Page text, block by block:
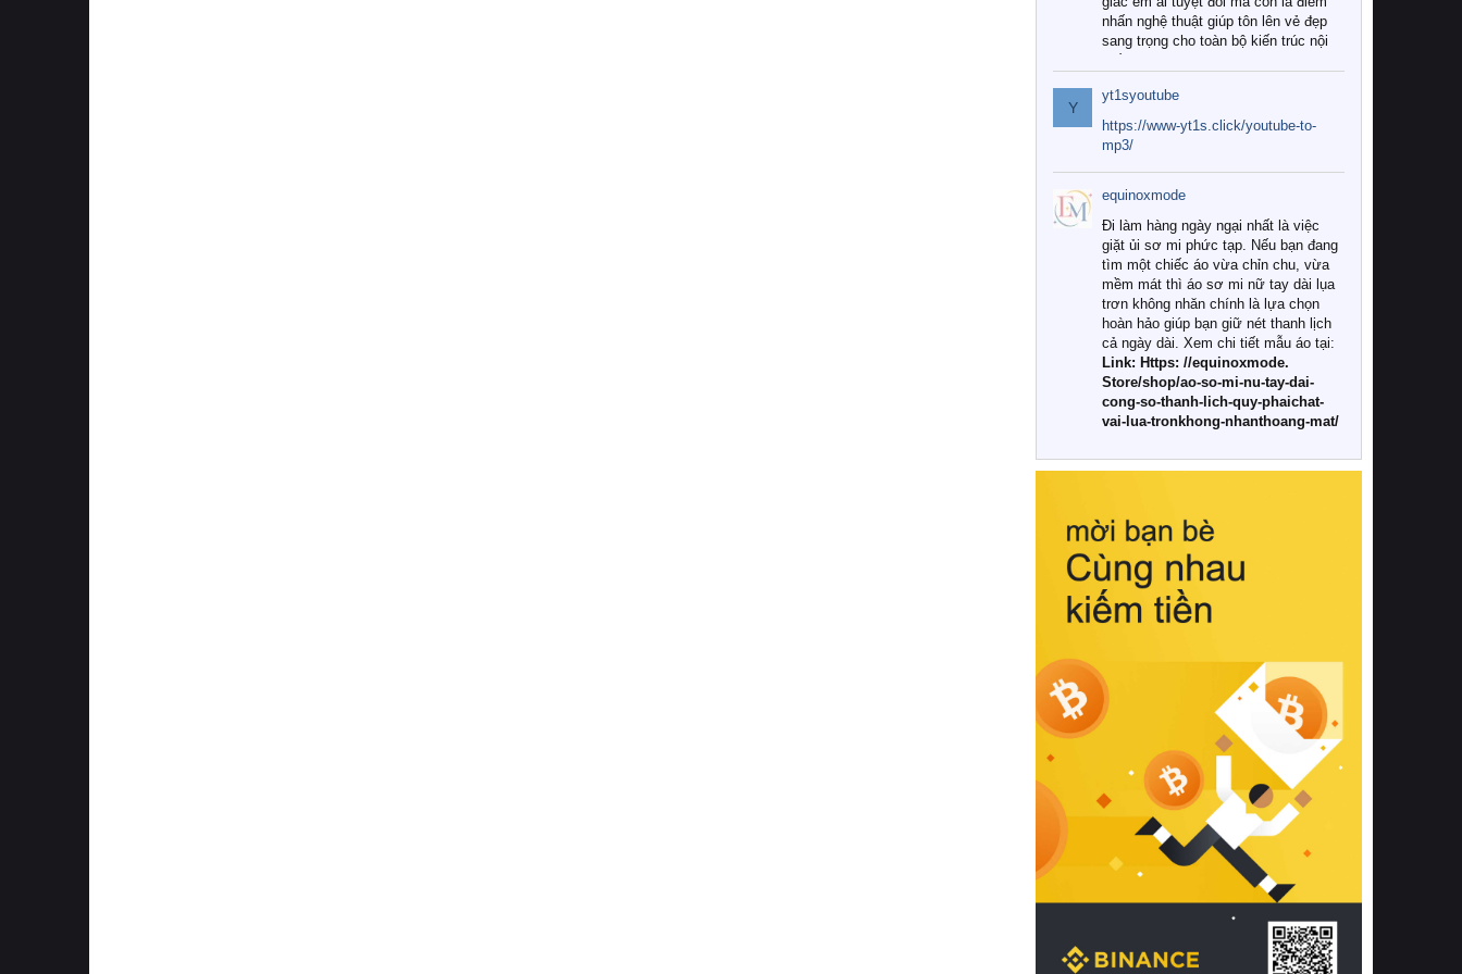
nhấn nghệ thuật giúp tôn lên vẻ đẹp
sang trọng cho toàn bộ kiến trúc nội
Tuy nhiên, giữa thị trường đa dạng
với vô vàn thương hiệu và mẫu mã
như hiện nay, làm thế nào để chọn
được những bộ chăn ga gối đệm cao
cấp thực sự chất lượng, phù hợp với
khí hậu và nhu cầu sử dụng của gia
đình? Hãy cùng chúng tôi đi tìm lời
giải đáp chi tiết qua bài viết dưới đây.
1. Tại sao các gia đình hiện đại lại ưa
chuộng chăn ga gối đệm cao cấp?
Khác với các dòng sản phẩm thông
thường, những bộ chăn ga gối đệm
cao cấp trải qua quy trình sản xuất
nghiêm ngặt từ khâu chọn lọc nguyên
liệu tự nhiên đến công nghệ dệt
nhuộm hiện đại không chứa hóa chất
này, bạn sẽ cảm nhận rõ rệt sự khác
hồi chuẩn xác của phần đệm nâng đỡ
cột sống.
Bên cạnh đó, việc lựa chọn các dòng
sản phẩm đạt chuẩn chất lượng quốc
tế còn giúp ngăn ngừa tình trạng kích
khuẩn và nấm mốc trong điều kiện
thời tiết nóng ẩm. Bạn có thể tìm hiểu
thêm các nghiên cứu khoa học về tác
động của giấc ngủ và môi trường
phòng ngủ đối với sức khỏe con
người tại Sleep Foundation (External
Link) để có cái nhìn toàn diện hơn.
2. Các tiêu chí vàng khi lựa chọn
chăn ga gối đệm cao cấp cho phòng
ngủ
Để sở hữu một bộ chăn ga gối đệm
cao cấp hoàn hảo cả về thẩm mỹ lẫn
công năng, người tiêu dùng cần cân
nhắc kỹ lưỡng các tiêu chí quan trọng
Y
yt1syoutube
https://www-yt1s.click/youtube-to-
mp3/
equinoxmode
Đi làm hàng ngày ngại nhất là việc
giặt ủi sơ mi phức tạp. Nếu bạn đang
tìm một chiếc áo vừa chỉn chu, vừa
mềm mát thì áo sơ mi nữ tay dài lụa
trơn không nhăn chính là lựa chọn
hoàn hảo giúp bạn giữ nét thanh lịch
cả ngày dài. Xem chi tiết mẫu áo tại:
Link: Https: //equinoxmode.
Store/shop/ao-so-mi-nu-tay-dai-
cong-so-thanh-lich-quy-phaichat-
vai-lua-tronkhong-nhanthoang-mat/